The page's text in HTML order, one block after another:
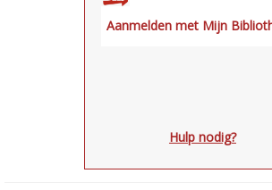
Hulp nodig?